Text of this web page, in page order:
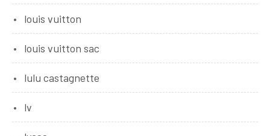
louis vuitton
louis vuitton sac
lulu castagnette
lv